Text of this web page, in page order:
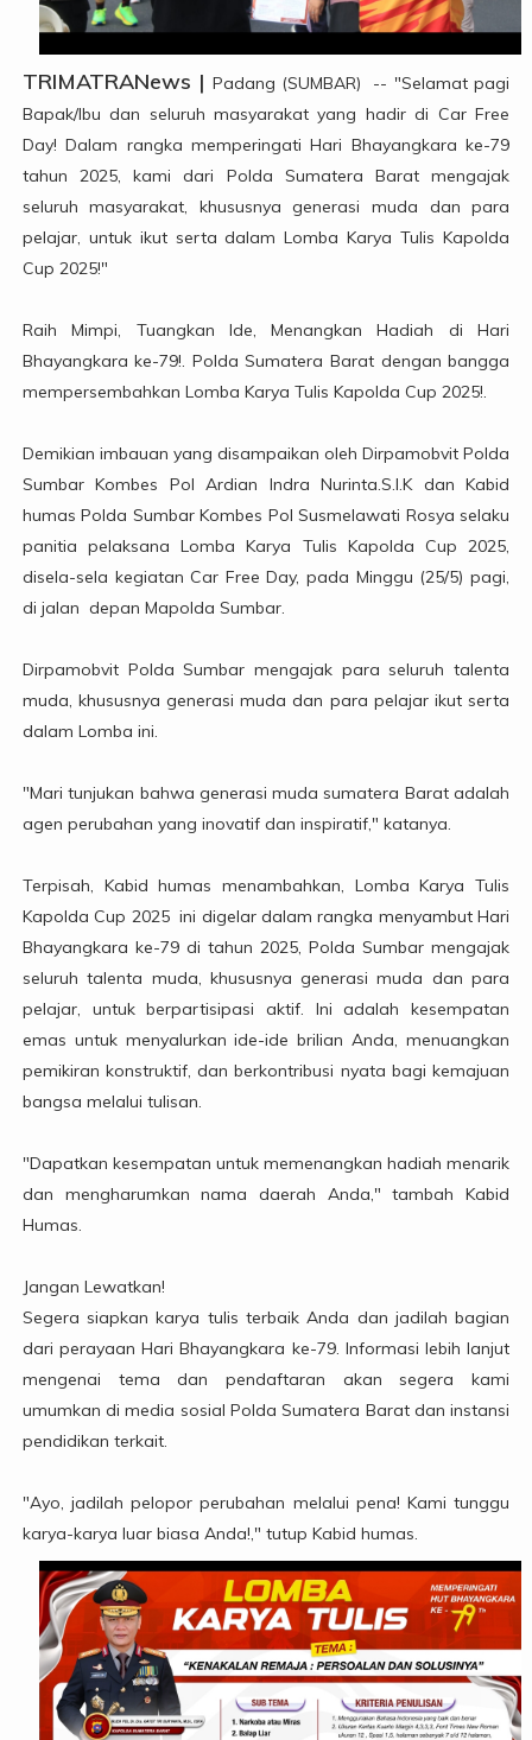
TRIMATRANews | Padang (SUMBAR) -- "Selamat pagi
Bapak/Ibu dan seluruh masyarakat yang hadir di Car Free
Day! Dalam rangka memperingati Hari Bhayangkara ke-79
tahun 2025, kami dari Polda Sumatera Barat mengajak
seluruh masyarakat, khususnya generasi muda dan para
pelajar, untuk ikut serta dalam Lomba Karya Tulis Kapolda
Cup 2025!"
Raih Mimpi, Tuangkan Ide, Menangkan Hadiah di Hari
Bhayangkara ke-79!. Polda Sumatera Barat dengan bangga
mempersembahkan Lomba Karya Tulis Kapolda Cup 2025!.
Demikian imbauan yang disampaikan oleh Dirpamobvit Polda
Sumbar Kombes Pol Ardian Indra Nurinta.S.I.K dan Kabid
humas Polda Sumbar Kombes Pol Susmelawati Rosya selaku
panitia pelaksana Lomba Karya Tulis Kapolda Cup 2025,
disela-sela kegiatan Car Free Day, pada Minggu (25/5) pagi,
di jalan depan Mapolda Sumbar.
Dirpamobvit Polda Sumbar mengajak para seluruh talenta
muda, khususnya generasi muda dan para pelajar ikut serta
dalam Lomba ini.
"Mari tunjukan bahwa generasi muda sumatera Barat adalah
agen perubahan yang inovatif dan inspiratif," katanya.
Terpisah, Kabid humas menambahkan, Lomba Karya Tulis
Kapolda Cup 2025 ini digelar dalam rangka menyambut Hari
Bhayangkara ke-79 di tahun 2025, Polda Sumbar mengajak
seluruh talenta muda, khususnya generasi muda dan para
pelajar, untuk berpartisipasi aktif. Ini adalah kesempatan
emas untuk menyalurkan ide-ide brilian Anda, menuangkan
pemikiran konstruktif, dan berkontribusi nyata bagi kemajuan
bangsa melalui tulisan.
"Dapatkan kesempatan untuk memenangkan hadiah menarik
dan mengharumkan nama daerah Anda," tambah Kabid
Humas.
Jangan Lewatkan!
Segera siapkan karya tulis terbaik Anda dan jadilah bagian
dari perayaan Hari Bhayangkara ke-79. Informasi lebih lanjut
mengenai tema dan pendaftaran akan segera kami
umumkan di media sosial Polda Sumatera Barat dan instansi
pendidikan terkait.
"Ayo, jadilah pelopor perubahan melalui pena! Kami tunggu
karya-karya luar biasa Anda!," tutup Kabid humas.